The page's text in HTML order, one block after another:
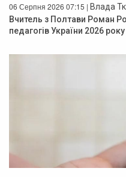
06 Серпня 2026 07:15 | Влада
Вчитель з Полтави Роман
педагогів України 2026 року